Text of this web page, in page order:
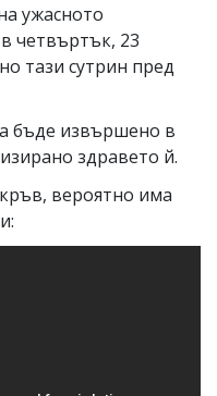
ужасното
четвъртък, 23
тази сутрин пред
бъде извършено в
здравето й.
вероятно има